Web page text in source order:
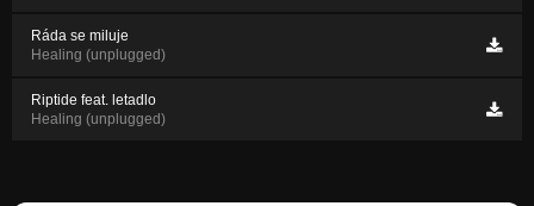
Ráda se miluje
Healing (unplugged)
Riptide feat. letadlo
Healing (unplugged)